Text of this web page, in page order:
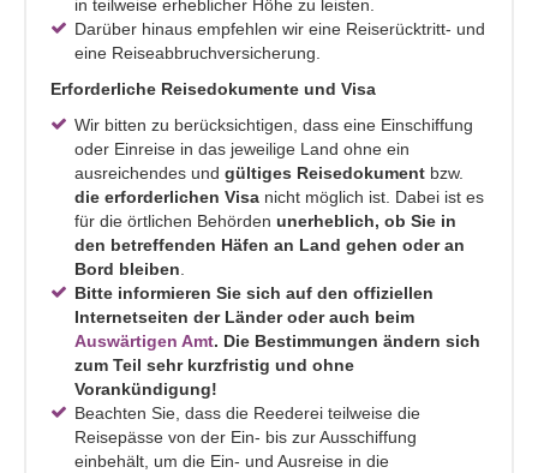
in teilweise erheblicher Höhe zu leisten.
Darüber hinaus empfehlen wir eine Reiserücktritt- und
eine Reiseabbruchversicherung.
Erforderliche Reisedokumente und Visa
Wir bitten zu berücksichtigen, dass eine Einschiffung
oder Einreise in das jeweilige Land ohne ein
ausreichendes und gültiges Reisedokument bzw.
die erforderlichen Visa nicht möglich ist. Dabei ist es
für die örtlichen Behörden unerheblich, ob Sie in
den betreffenden Häfen an Land gehen oder an
Bord bleiben
Bitte informieren Sie sich auf den offiziellen
Internetseiten der Länder oder auch beim
Auswärtigen Amt. Die Bestimmungen ändern sich
zum Teil sehr kurzfristig und ohne
Vorankündigung!
Beachten Sie, dass die Reederei teilweise die
Reisepässe von der Ein- bis zur Ausschiffung
einbehält, um die Ein- und Ausreise in die